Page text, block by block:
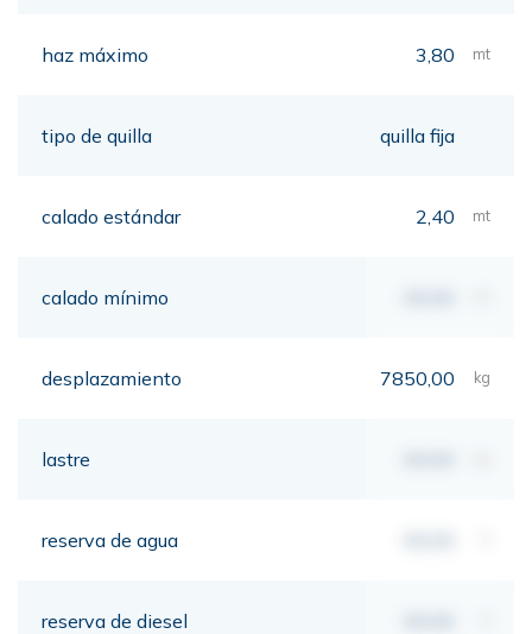
haz máximo 3,80 mt
tipo de quilla quilla fija
calado estándar 2,40 mt
calado mínimo
desplazamiento 7850,00 kg
lastre
reserva de agua
reserva de diesel